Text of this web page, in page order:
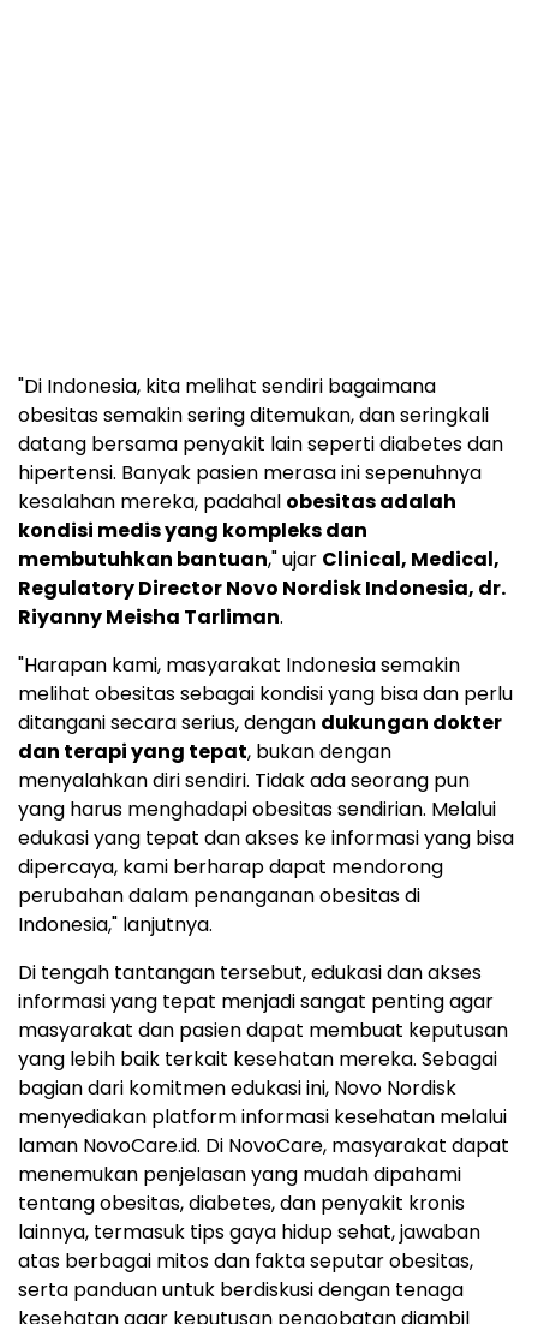
"Di Indonesia, kita melihat sendiri bagaimana
obesitas semakin sering ditemukan, dan seringkali
datang bersama penyakit lain seperti diabetes dan
hipertensi. Banyak pasien merasa ini sepenuhnya
kesalahan mereka, padahal obesitas adalah
kondisi medis yang kompleks dan
membutuhkan bantuan," ujar Clinical, Medical,
Regulatory Director Novo Nordisk Indonesia, dr.
Riyanny Meisha Tarliman.
"Harapan kami, masyarakat Indonesia semakin
melihat obesitas sebagai kondisi yang bisa dan perlu
ditangani secara serius, dengan dukungan dokter
dan terapi yang tepat, bukan dengan
menyalahkan diri sendiri. Tidak ada seorang pun
yang harus menghadapi obesitas sendirian. Melalui
edukasi yang tepat dan akses ke informasi yang bisa
dipercaya, kami berharap dapat mendorong
perubahan dalam penanganan obesitas di
Indonesia," lanjutnya.
Di tengah tantangan tersebut, edukasi dan akses
informasi yang tepat menjadi sangat penting agar
masyarakat dan pasien dapat membuat keputusan
yang lebih baik terkait kesehatan mereka. Sebagai
bagian dari komitmen edukasi ini, Novo Nordisk
menyediakan platform informasi kesehatan melalui
laman NovoCare.id. Di NovoCare, masyarakat dapat
menemukan penjelasan yang mudah dipahami
tentang obesitas, diabetes, dan penyakit kronis
lainnya, termasuk tips gaya hidup sehat, jawaban
atas berbagai mitos dan fakta seputar obesitas,
serta panduan untuk berdiskusi dengan tenaga
kesehatan agar keputusan pengobatan diambil